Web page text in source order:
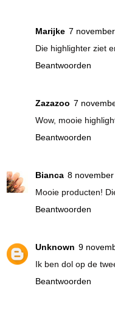
Marijke 7
Die highlighter ziet
Beantwoorden
Zazazoo 7
Wow, mooie
Beantwoorden
Bianca 8
Mooie producten!
Beantwoorden
Unknown 9
Ik ben dol op de
Beantwoorden